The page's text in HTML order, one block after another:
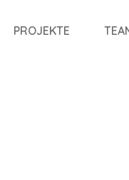
PROJEKTE